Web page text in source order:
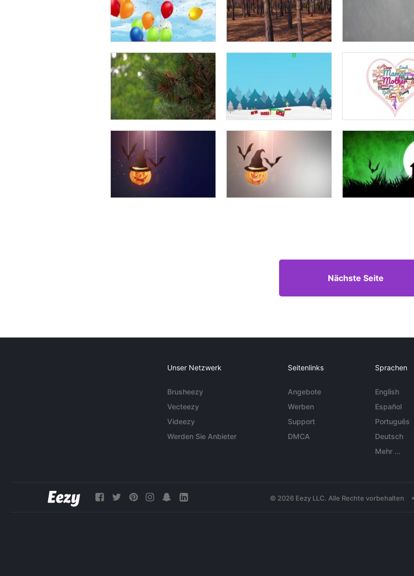
Nächste Seite
Unser Netzwerk
Brusheezy
Vecteezy
Videezy
Werden Sie Anbieter
Seitenlinks
Angebote
Werben
Support
DMCA
Sprachen
English
Español
Português
Deutsch
Mehr ...
© 2026 Eezy LLC. Alle Rechte vorbehalten •